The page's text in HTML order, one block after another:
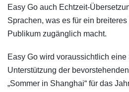
Easy Go auch Echtzeit-
Sprachen, was es für ein
Publikum zugänglich macht.
Easy Go wird voraussichtlich
Unterstützung der
„Sommer in Shanghai“ für das